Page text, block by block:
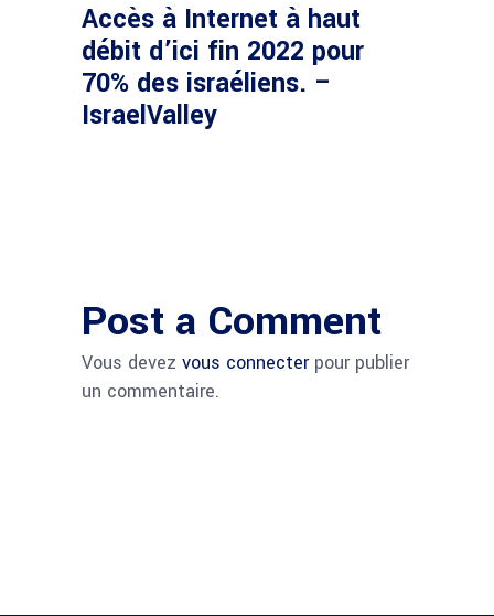
Accès à Internet à haut
débit d’ici fin 2022 pour
70% des israéliens. –
IsraelValley
Post a Comment
Vous devez vous connecterpour publier
un commentaire.